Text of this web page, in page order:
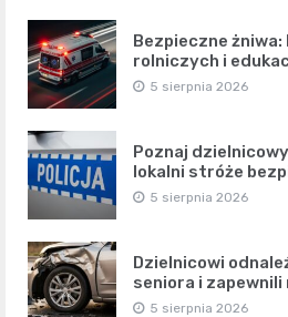
Bezpieczne
rolniczych i
5 sierpnia 2026
Poznaj
lokalni stróże
5 sierpnia 2026
Dzielnicowi
seniora i
5 sierpnia 2026